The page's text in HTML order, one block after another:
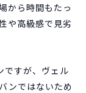
から時間もたっ
や高級感で見劣
ですが、ヴェル
ンではないため